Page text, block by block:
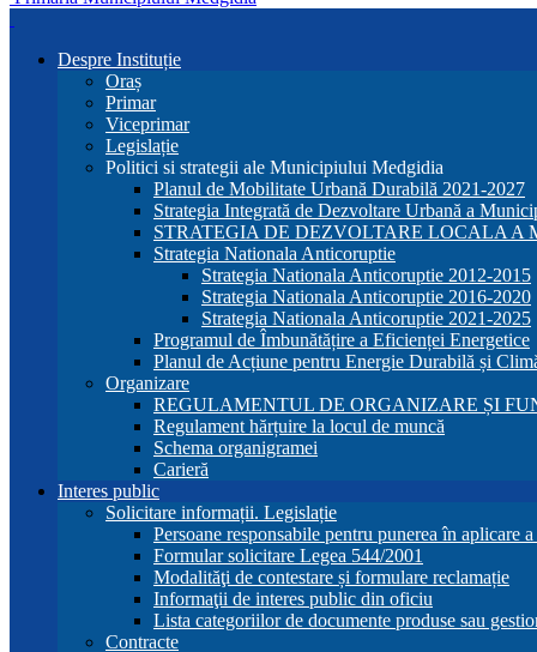
Despre Instituție
Oraș
Primar
Viceprimar
Legislație
Politici si strategii ale Municipiului Medgidia
Planul de Mobilitate Urbană Durabilă 2021-2027
Strategia Integrată de Dezvoltare Urbană a
STRATEGIA DE DEZVOLTARE LOCALA A
Strategia Nationala Anticoruptie
Strategia Nationala Anticoruptie 2012-2015
Strategia Nationala Anticoruptie 2016-2020
Strategia Nationala Anticoruptie 2021-2025
Programul de Îmbunătățire a Eficienței Energetice
Planul de Acțiune pentru Energie Durabilă și
Organizare
REGULAMENTUL DE ORGANIZARE ȘI
Regulament hărțuire la locul de muncă
Schema organigramei
Carieră
Interes public
Solicitare informații. Legislație
Persoane responsabile pentru punerea în aplicare
Formular solicitare Legea 544/2001
Modalităţi de contestare și formulare reclamație
Informaţii de interes public din oficiu
Lista categoriilor de documente produse sau
Contracte